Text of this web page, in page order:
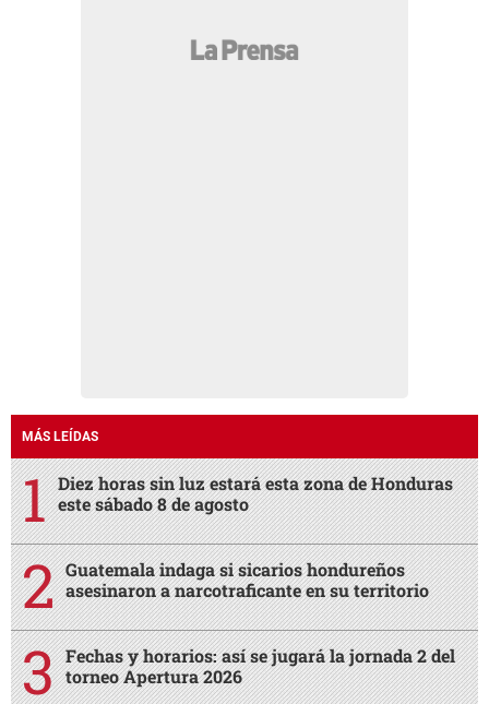
MÁS LEÍDAS
Diez horas sin luz estará esta zona de Honduras
este sábado 8 de agosto
Guatemala indaga si sicarios hondureños
asesinaron a narcotraficante en su territorio
Fechas y horarios: así se jugará la jornada 2 del
torneo Apertura 2026